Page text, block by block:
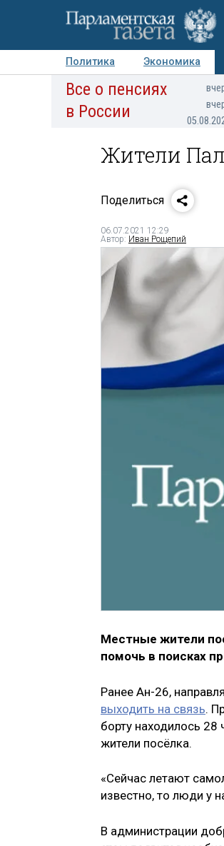
Политика Экономика
Авторы Персоны
Все о пенсиях
в России
Жители
Поделиться
06.07.2021 12:29
Автор: Иван Рощепий
Местные жители
помочь в поисках
Ранее Ан-26,
выходить на связь.
борту находилось
жители посёлка.
«Сейчас летают
известно, то люди у
В администрации